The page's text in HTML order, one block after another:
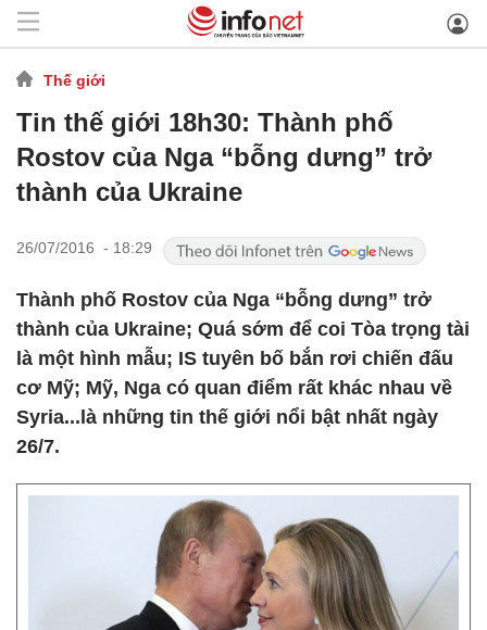
Thế giới
Tin thế giới 18h30: Thành phố
Rostov của Nga “bỗng dưng” trở
thành của Ukraine
26/07/2016 - 18:29
Thành phố Rostov của Nga “bỗng dưng” trở
thành của Ukraine; Quá sớm để coi Tòa trọng tài
là một hình mẫu; IS tuyên bố bắn rơi chiến đấu
cơ Mỹ; Mỹ, Nga có quan điểm rất khác nhau về
Syria...là những tin thế giới nổi bật nhất ngày
26/7.